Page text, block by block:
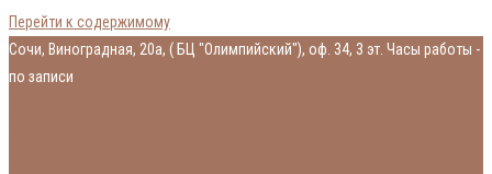
Перейти к содержимому
Сочи, Виноградная, 20а, ( БЦ "Олимпийский"), оф. 34, 3 эт. Часы работы -
по записи